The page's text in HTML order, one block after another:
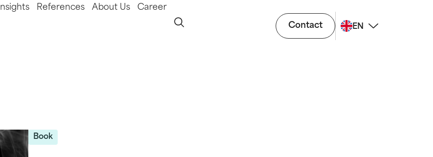
Insights References About Us Career
Contact EN
Book